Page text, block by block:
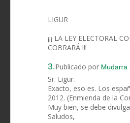
LIGUR
¡¡¡ LA LEY ELECTORAL
COBRARÁ !!!
3.Publicado por Mudarra
Sr. Ligur:
Exacto, eso es. Los
2012. (Enmienda de la
Muy bien, se debe
Saludos,